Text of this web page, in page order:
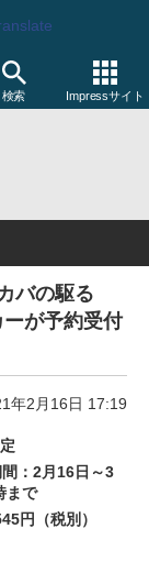
検索 Impressサイト
バの駆る
ーが予約受付
年2月16日 17:19
：2月16日～3
まで
円（税別）